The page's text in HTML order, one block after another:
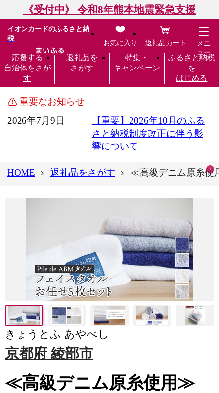
《受付中》 令和8年熊本地震緊急支援
イオンカードのふるさと納
税
応援する
自治体をさが
す
返礼品を
さがす
特集・
キャンペーン
ふるさと納税
を
はじめる
お気に入り 返礼品カート
メニ
ュー
重要なお知らせ
2026年7月9日
【重要】2026年10月のふる
さと納税制度改正に伴う影
響について
HOME 返礼品をさがす ≪高級デニム原糸使
きょうとふ あやべし
京都府 綾部市
≪高級デニム原糸使用≫